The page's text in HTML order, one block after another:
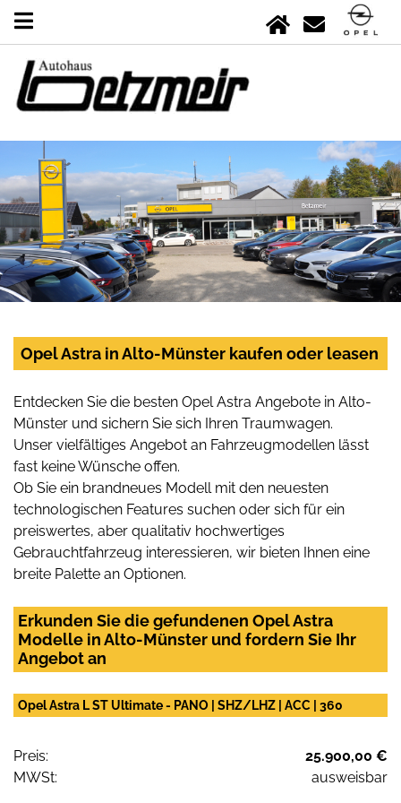
Opel Astra in Alto-Münster kaufen oder leasen
Entdecken Sie die besten Opel Astra Angebote in Alto-
Münster und sichern Sie sich Ihren Traumwagen.
Unser vielfältiges Angebot an Fahrzeugmodellen lässt
fast keine Wünsche offen.
Ob Sie ein brandneues Modell mit den neuesten
technologischen Features suchen oder sich für ein
preiswertes, aber qualitativ hochwertiges
Gebrauchtfahrzeug interessieren, wir bieten Ihnen eine
breite Palette an Optionen.
Erkunden Sie die gefundenen Opel Astra
Modelle in Alto-Münster und fordern Sie Ihr
Angebot an
Opel Astra L ST Ultimate - PANO | SHZ/LHZ | ACC | 360
Preis:
25.900,00 €
MWSt:
ausweisbar